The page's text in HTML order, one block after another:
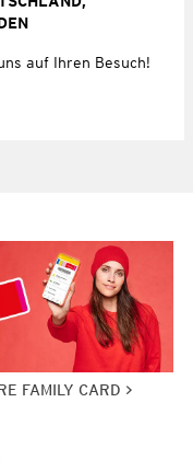
auf Ihren Besuch!
FAMILY CARD